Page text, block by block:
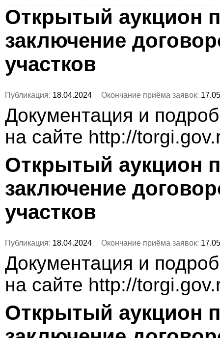
Открытый аукцион
заключение
участков
Публикация: 18.04.2024 Окончание приёма заявок:
Документация и
на сайте http://
Открытый аукцион
заключение
участков
Публикация: 18.04.2024 Окончание приёма заявок:
Документация и
на сайте http://
Открытый аукцион